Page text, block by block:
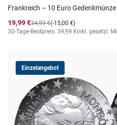
Frankreich – 10 Euro
19,99 €
(-15,00 €)
34,99 €
30-Tage-Bestpreis: 39,99 €inkl. gesetzl.
Einzelangebot